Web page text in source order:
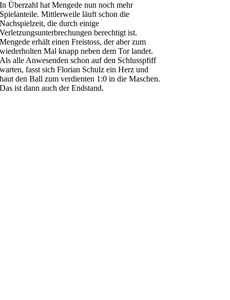
In Überzahl hat Mengede nun noch mehr
Spielanteile. Mittlerweile läuft schon die
Nachspielzeit, die durch einige
Verletzungsunterbrechungen berechtigt ist.
Mengede erhält einen Freistoss, der aber zum
wiederholten Mal knapp neben dem Tor landet.
Als alle Anwesenden schon auf den Schlusspfiff
warten, fasst sich Florian Schulz ein Herz und
haut den Ball zum verdienten 1:0 in die Maschen.
Das ist dann auch der Endstand.